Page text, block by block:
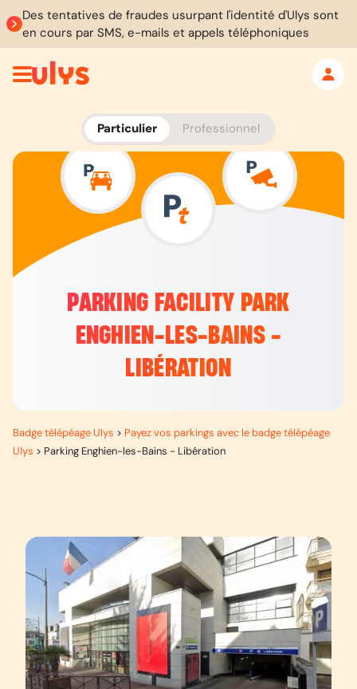
Des tentatives de fraudes usurpant l'identité d'Ulys sont
en cours par SMS, e-mails et appels téléphoniques
Particulier Professionnel
PARKING FACILITY PARK
ENGHIEN-LES-BAINS -
LIBÉRATION
Badge télépéage Ulys > Payez vos parkings avec le badge télépéage
Ulys > Parking Enghien-les-Bains - Libération